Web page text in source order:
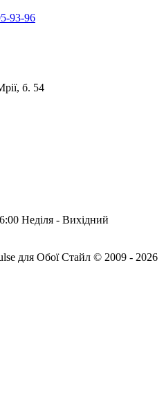
93-96
б. 54
Неділя - Вихідний
для Обої Стайл © 2009 - 2026